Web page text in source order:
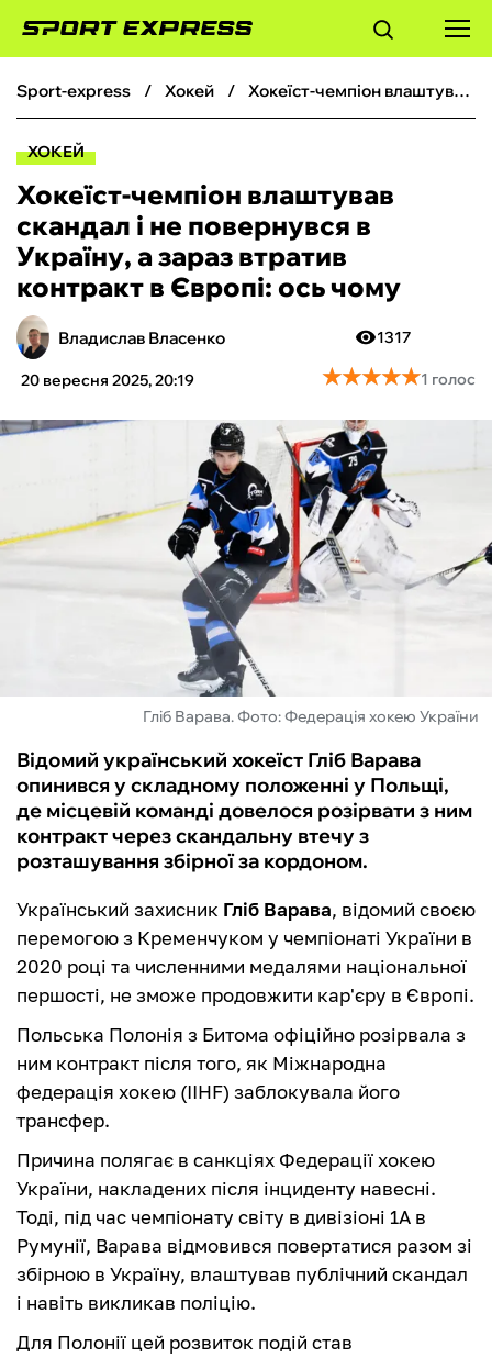
ФУТБОЛ
БОКС
ХОКЕЙ
ТЕНІС
КІБЕРСПОРТ
ФУТЗАЛ
ІНШІ
sport-express хокей Хокеїст-чемпіон влаштував скандал і не повернувся в Україну, а зараз втратив контракт в Європі: ось чому
ХОКЕЙ
Хокеїст-чемпіон влаштував
скандал і не повернувся в
Україну, а зараз втратив
контракт в Європі: ось чому
Владислав Власенко
20 вересня 2025, 20:19
1317
★★★★★
★★★★★1 голос
Гліб Варава. Фото: Федерація хокею України
Відомий український хокеїст Гліб Варава
опинився у складному положенні у Польщі,
де місцевій команді довелося розірвати з ним
контракт через скандальну втечу з
розташування збірної за кордоном.
Український захисник Гліб Варава, відомий своєю
перемогою з Кременчуком у чемпіонаті України в
2020 році та численними медалями національної
першості, не зможе продовжити кар'єру в Європі.
Польська Полонія з Битома офіційно розірвала з
ним контракт після того, як Міжнародна
федерація хокею (IIHF) заблокувала його
трансфер.
Причина полягає в санкціях Федерації хокею
України, накладених після інциденту навесні.
Тоді, під час чемпіонату світу в дивізіоні 1А в
Румунії, Варава відмовився повертатися разом зі
збірною в Україну, влаштував публічний скандал
і навіть викликав поліцію.
Для Полонії цей розвиток подій став